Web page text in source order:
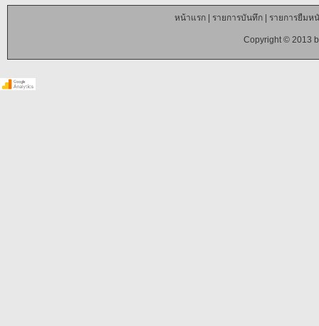
หน้าแรก| รายการบันทึก| รายการยืมห
Copyright © 2013